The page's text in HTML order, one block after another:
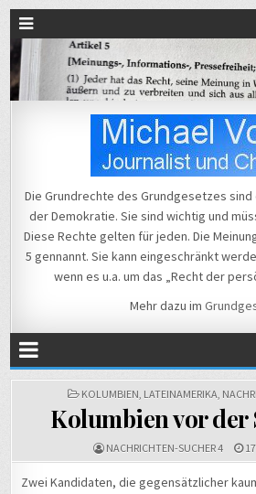
Michael Voß
Die Grundrechte des Grundgesetzes
der Demokratie. Sie sind wichtig und
Diese Rechte gelten für jeden. Die
5 gennannt. Sie kann eingeschränkt
wenn es u.a. um das „Recht der
Mehr dazu im
POSTED
IN
KOLUMBIEN, LATEINAMERIKA,
Kolumbien vor
NACHRICHTEN-SUCHER 4
Zwei Kandidaten, die gegensätzlicher